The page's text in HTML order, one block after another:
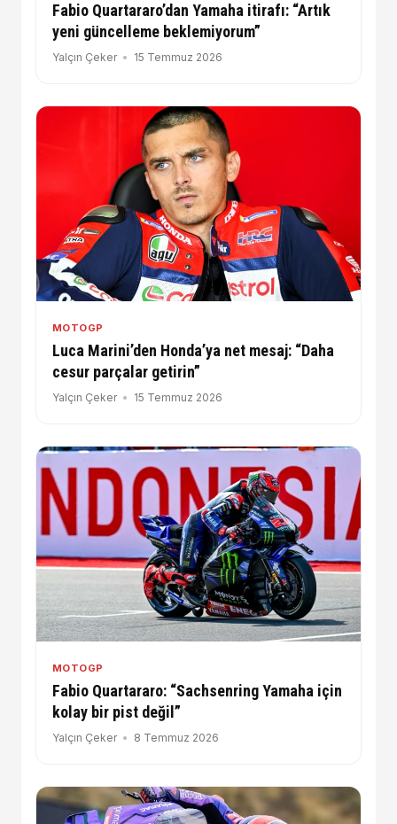
Fabio Quartararo’dan Yamaha itirafı: “Artık
yeni güncelleme beklemiyorum”
Yalçın Çeker 15 Temmuz 2026
MOTOGP
Luca Marini’den Honda’ya net mesaj: “Daha
cesur parçalar getirin”
Yalçın Çeker 15 Temmuz 2026
MOTOGP
Fabio Quartararo: “Sachsenring Yamaha için
kolay bir pist değil”
Yalçın Çeker 8 Temmuz 2026